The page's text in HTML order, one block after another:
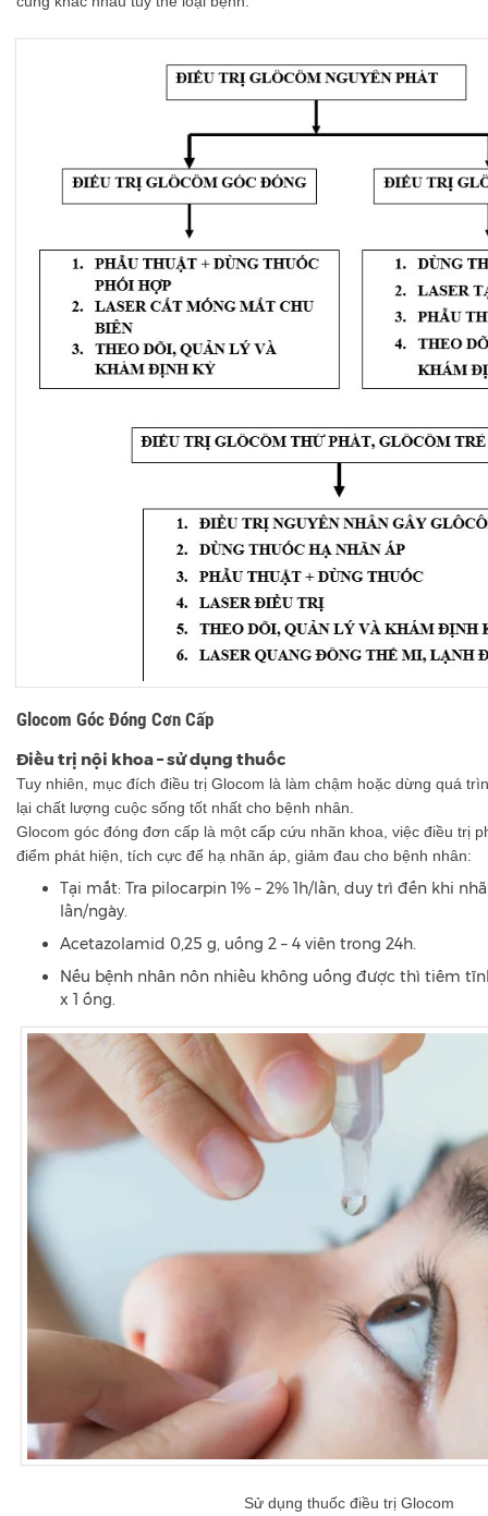
Glocom Góc Đóng Cơn Cấp
Điều trị nội khoa – sử dụng thuốc
Tuy nhiên, mục đích điều trị Glocom là làm chậm hoặc dừng quá
lại chất lượng cuộc sống tốt nhất cho bệnh nhân.
Glocom góc đóng đơn cấp là một cấp cứu nhãn khoa, việc điều trị
điểm phát hiện, tích cực để hạ nhãn áp, giảm đau cho bệnh nhân:
Tại mắt: Tra pilocarpin 1% – 2% 1h/lần, duy trì đến khi
lần/ngày.
Acetazolamid 0,25 g, uống 2 – 4 viên trong 24h.
Nếu bệnh nhân nôn nhiều không uống được thì tiêm
x 1 ống.
Sử dụng thuốc điều trị Glocom